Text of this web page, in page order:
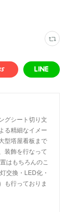
グシート切り文
る精細なイメー
型塔屋看板まで
装飾を行なって
はもちろんのこ
交換・LED化・
も行っておりま